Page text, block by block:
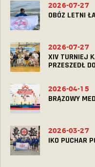
OBÓZ LETNI
2026-07-27
XIV TURNIEJ
PRZESZEDŁ
2026-07-27
BRĄZOWY
2026-04-15
IKO PUCHAR
2026-03-27